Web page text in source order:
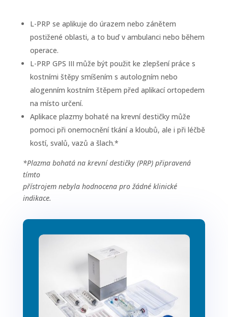
L-PRP se aplikuje do úrazem nebo zánětem
postižené oblasti, a to buď v ambulanci nebo během
operace.
L-PRP GPS III může být použit ke zlepšení práce s
kostními štěpy smíšením s autologním nebo
alogenním kostním štěpem před aplikací ortopedem
na místo určení.
Aplikace plazmy bohaté na krevní destičky může
pomoci při onemocnění tkání a kloubů, ale i při léčbě
kostí, svalů, vazů a šlach.*
*Plazma bohatá na krevní destičky (PRP) připravená
tímto
přístrojem nebyla hodnocena pro žádné klinické
indikace.